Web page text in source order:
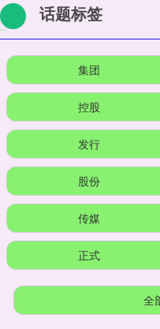
话题标签
集团
控股
发行
股份
传媒
正式
全